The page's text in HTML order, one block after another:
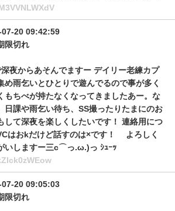
07-20 09:42:59
限切れ
夜からあそんでますー デイリー老練カプ
め雨乞いとひとりで遊んでるので事が多く
もちべが持たなくなってきましたあー。な
日課や雨乞い待ち、SS撮ったりたまにのお
して深夜を楽しくしたいです！ 連絡用につ
はおkだけど話すのは×です！ よろしく
いしますー三c⌒っ.ω.)っ ｼｭｰｯ
07-20 09:05:03
限切れ